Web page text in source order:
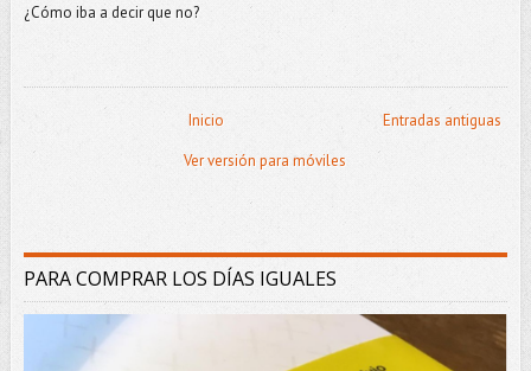
¿Cómo iba a decir que no?
Entradas antiguas
Inicio
Ver versión para móviles
PARA COMPRAR LOS DÍAS IGUALES